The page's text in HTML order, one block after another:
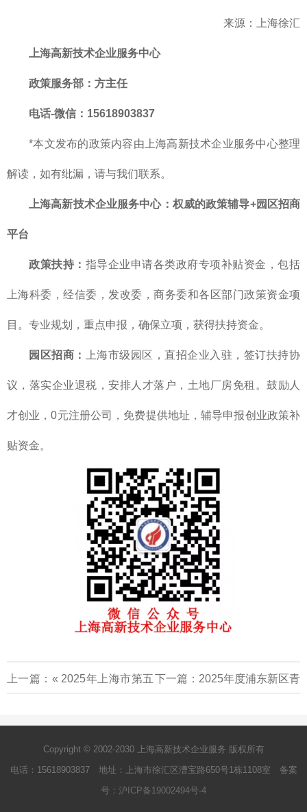
来源：上海徐汇
上海高新技术企业服务中心
政策服务部 ：方主任
电话-微信：15618903837
*本文发布的政策内容由上海高新技术企业服务中心整理
解读，如有纰漏，请与我们联系。
上海高新技术企业服务中心：权威的政策辅导+园区招商
平台
政策扶持： 指导企业申请各类政府专项补贴资金，包括
上海科委，经信委，发改委，商务委和各区部门政策资金项
目。专业规划，重点申报，确保立项，获得扶持资金。
园区招商： 上海市级园区，直招企业入驻，签订扶持协
议，落实企业退税，安排人才落户，土地厂房免租。鼓励人
才创业，0元注册公司，免费提供地址，辅导申报创业政策补
贴资金。
上一篇：« 2025年上海市第五
报名开始啦！
下一篇： 2025年度浦东新区青
报通知
Copyright © 2002-2030 上海高新技术企业服务 版权所有
电话：15618903837 地址：上海市徐汇区漕宝路650号1栋1108室 备案
号： 沪ICP备19002494号-4